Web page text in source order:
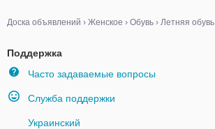
Доска объявлений › Женское › Обувь › Летняя обувь
Поддержка
Часто задаваемые вопросы
Служба поддержки
Украинский